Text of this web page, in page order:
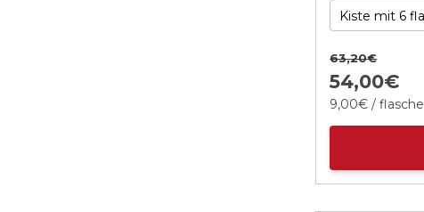
63,20€
54,00€
9,00€ / flasche